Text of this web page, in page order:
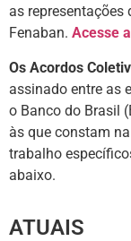
as representações
Fenaban. Acesse
Os Acordos
assinado entre as
o Banco do Brasil
às que constam
trabalho
abaixo.
ATUAIS